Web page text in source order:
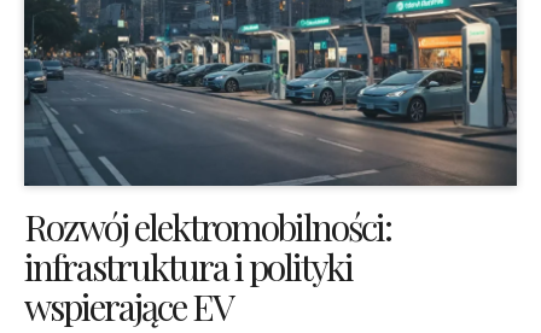
Rozwój elektromobilności:
infrastruktura i polityki
wspierające EV